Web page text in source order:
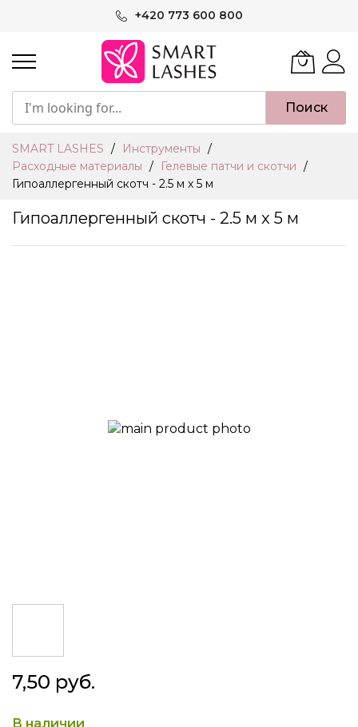
+420 773 600 800
Поиск
SMART LASHES
Инструменты
Расходные материалы
Гелевые патчи и скотчи
Гипоаллергенный скотч - 2.5 м x 5 м
Гипоаллергенный скотч - 2.5 м x 5 м
to
beginning
7,50 руб.
В наличии